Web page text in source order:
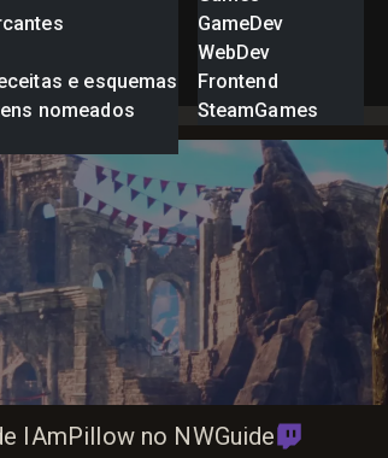
e esquemas
nomeados
GameDev
WebDev
Frontend
SteamGames
IAmPillow no NWGuide